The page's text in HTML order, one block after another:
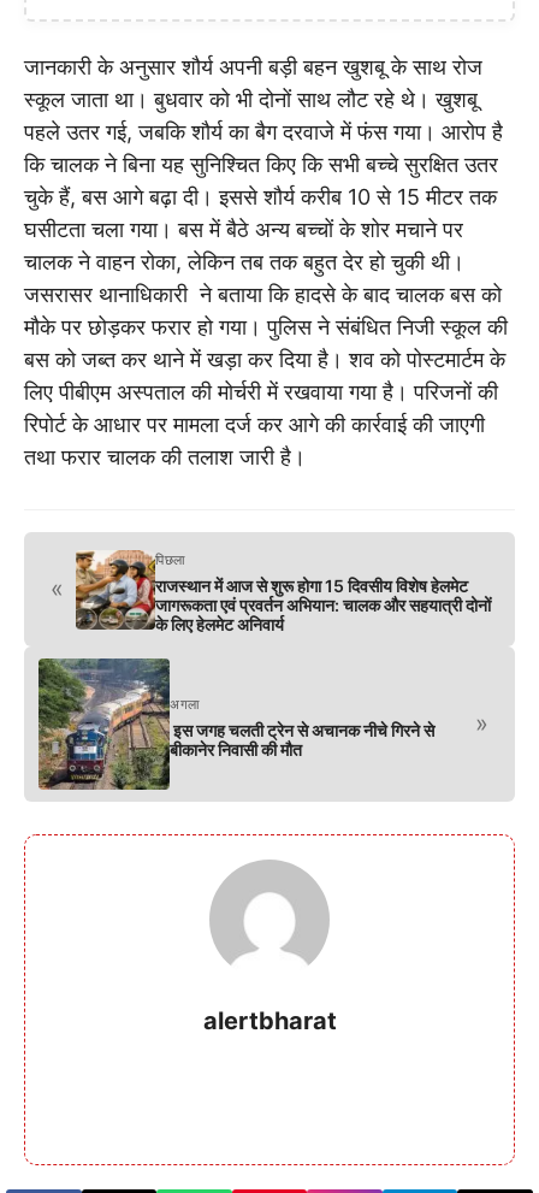
जानकारी के अनुसार शौर्य अपनी बड़ी बहन खुशबू के साथ रोज
स्कूल जाता था। बुधवार को भी दोनों साथ लौट रहे थे। खुशबू
पहले उतर गई, जबकि शौर्य का बैग दरवाजे में फंस गया। आरोप है
कि चालक ने बिना यह सुनिश्चित किए कि सभी बच्चे सुरक्षित उतर
चुके हैं, बस आगे बढ़ा दी। इससे शौर्य करीब 10 से 15 मीटर तक
घसीटता चला गया। बस में बैठे अन्य बच्चों के शोर मचाने पर
चालक ने वाहन रोका, लेकिन तब तक बहुत देर हो चुकी थी।
जसरासर थानाधिकारी ने बताया कि हादसे के बाद चालक बस को
मौके पर छोड़कर फरार हो गया। पुलिस ने संबंधित निजी स्कूल की
बस को जब्त कर थाने में खड़ा कर दिया है। शव को पोस्टमार्टम के
लिए पीबीएम अस्पताल की मोर्चरी में रखवाया गया है। परिजनों की
रिपोर्ट के आधार पर मामला दर्ज कर आगे की कार्रवाई की जाएगी
तथा फरार चालक की तलाश जारी है।
«
पिछला
राजस्थान में आज से शुरू होगा 15 दिवसीय विशेष हेलमेट
जागरूकता एवं प्रवर्तन अभियान: चालक और सहयात्री दोनों
के लिए हेलमेट अनिवार्य
अगला
इस जगह चलती ट्रेन से अचानक नीचे गिरने से
बीकानेर निवासी की मौत
»
alertbharat